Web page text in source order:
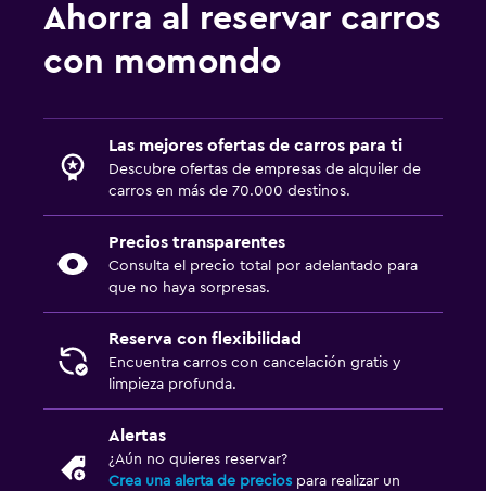
Ahorra al reservar carros
con momondo
Las mejores ofertas de carros para ti
Descubre ofertas de empresas de alquiler de
carros en más de 70.000 destinos.
Precios transparentes
Consulta el precio total por adelantado para
que no haya sorpresas.
Reserva con flexibilidad
Encuentra carros con cancelación gratis y
limpieza profunda.
Alertas
¿Aún no quieres reservar?
Crea una alerta de precios para realizar un